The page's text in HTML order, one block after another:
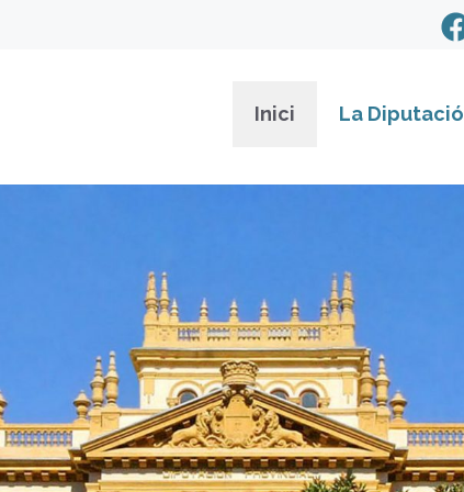
Inici La Diputació